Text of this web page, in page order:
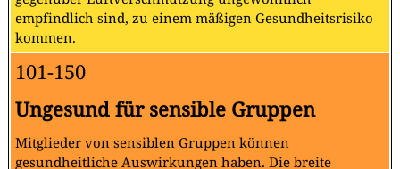
empfindlich sind, zu einem mäßigen Gesundheitsrisiko
kommen.
101-150
Ungesund für sensible Gruppen
Mitglieder von sensiblen Gruppen können
gesundheitliche Auswirkungen haben. Die breite